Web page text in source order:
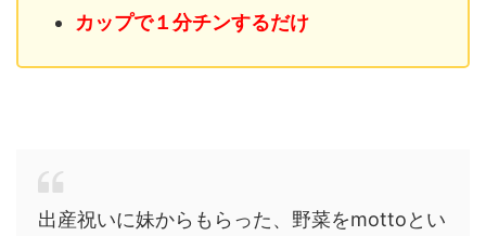
カップで１分チンするだけ
出産祝いに妹からもらった、野菜をmottoとい